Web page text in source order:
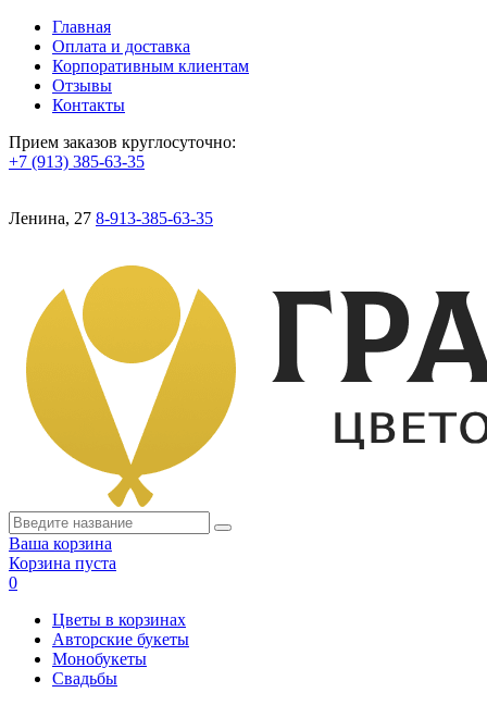
Главная
Оплата и доставка
Корпоративным клиентам
Отзывы
Контакты
Прием заказов круглосуточно:
+7 (913) 385-63-35
Ленина, 27 8-913-385-63-35
Ваша корзина
Корзина пуста
0
Цветы в корзинах
Авторские букеты
Монобукеты
Свадьбы